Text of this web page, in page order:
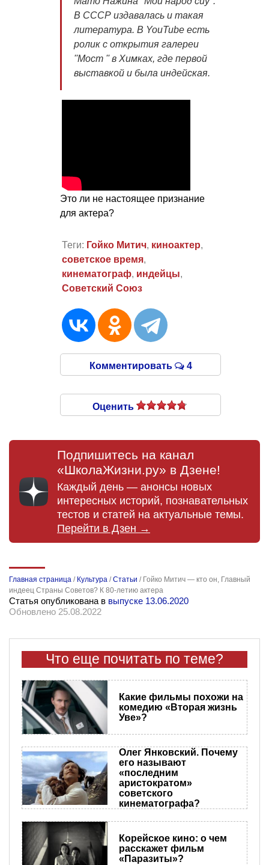
В СССР издавалась и такая
литература. В YouTube есть
ролик с открытия галереи
''Мост '' в Химках, где первой
выставкой и была индейская.
Это ли не настоящее признание
для актера?
Теги: Гойко Митич, киноактер,
советское время,
кинематограф, индейцы,
Советский Союз
Комментировать 4
Оценить
Подпишитесь на канал
«ШколаЖизни.ру» в Дзене!
Каждый день — анонсы новых
интересных историй, познавательных
тестов и статей на актуальные темы.
Перейти в Дзен →
Главная страница / Культура /Статьи / Гойко Митич — кто он, Главный
индеец Страны Советов? К 80-летию актера
Статья опубликована в выпуске 13.06.2020
Обновлено 25.08.2022
Что еще почитать по теме?
Какие фильмы похожи на
комедию «Вторая жизнь
Уве»?
Олег Янковский. Почему
его называют
«последним
аристократом»
советского
кинематографа?
Корейское кино: о чем
расскажет фильм
«Паразиты»?